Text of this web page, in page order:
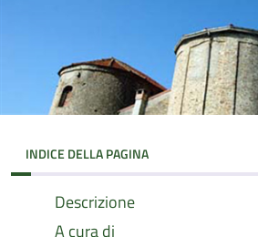
INDICE DELLA PAGINA
Descrizione
A cura di